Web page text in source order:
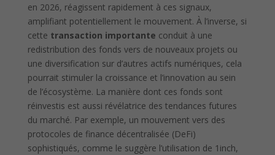
en 2026, réagissent rapidement à ces signaux,
amplifiant potentiellement le mouvement. À l’inverse, si
cette transaction importante conduit à une
redistribution des fonds vers de nouveaux projets ou
une diversification sur d’autres actifs numériques, cela
pourrait stimuler la croissance et l’innovation au sein
de l’écosystème. La manière dont ces fonds sont
réinvestis est aussi révélatrice des tendances futures
du marché. Par exemple, un mouvement vers des
protocoles de finance décentralisée (DeFi)
sophistiqués, comme le suggère l’utilisation de 1inch,